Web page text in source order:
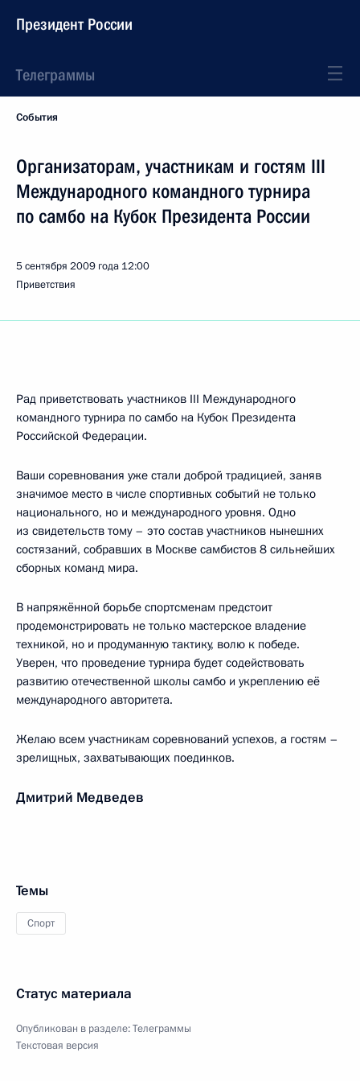
Президент России
Телеграммы
События
Организаторам, участникам и гостям III
Международного командного турнира
по самбо на Кубок Президента России
5 сентября 2009 года 12:00
Приветствия
Рад приветствовать участников III Международного
командного турнира по самбо на Кубок Президента
Российской Федерации.
Ваши соревнования уже стали доброй традицией, заняв
значимое место в числе спортивных событий не только
национального, но и международного уровня. Одно
из свидетельств тому – это состав участников нынешних
состязаний, собравших в Москве самбистов 8 сильнейших
сборных команд мира.
В напряжённой борьбе спортсменам предстоит
продемонстрировать не только мастерское владение
техникой, но и продуманную тактику, волю к победе.
Уверен, что проведение турнира будет содействовать
развитию отечественной школы самбо и укреплению её
международного авторитета.
Желаю всем участникам соревнований успехов, а гостям –
зрелищных, захватывающих поединков.
Дмитрий Медведев
Темы
Спорт
Статус материала
Опубликован в разделе:Телеграммы
Текстовая версия